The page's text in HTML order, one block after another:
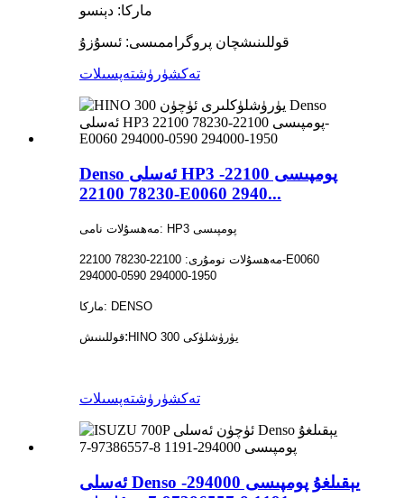
ماركا: دېنسو
قوللىنىشچان پروگراممىسى: ئىسۇزۇ
تەكشۈرۈشتەپسىلات
Denso ئەسلى HP3 پومپىسى 22100-
78230 22100-E0060 2940...
مەھسۇلات نامى: HP3 پومپىسى
مەھسۇلات نومۇرى: 22100-78230 22100-E0060
294000-0590 294000-1950
ماركا: DENSO
قوللىنىش: HINO 300 يۈرۈشلۈكى
تەكشۈرۈشتەپسىلات
ئەسلى Denso يېقىلغۇ پومپىسى 294000-